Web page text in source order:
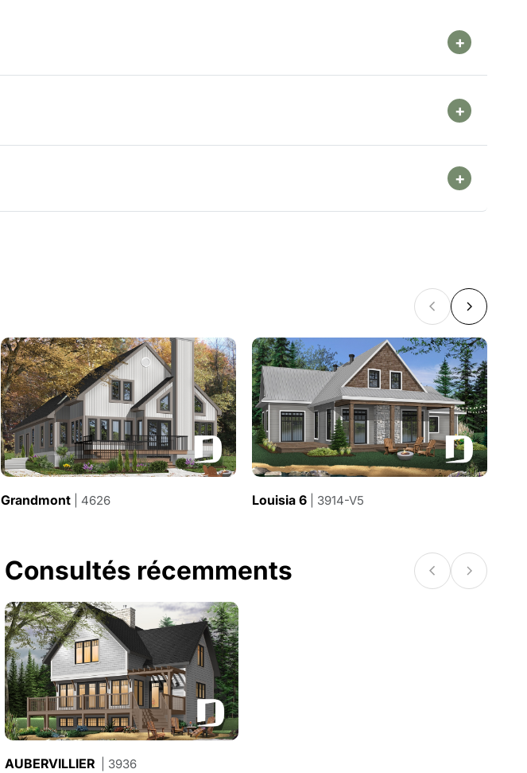
Grandmont | 4626 Louisia 6 | 3914-V5
LA BASTIDE 2| 3518-V1
Consultés récemments
AUBERVILLIER | 3936